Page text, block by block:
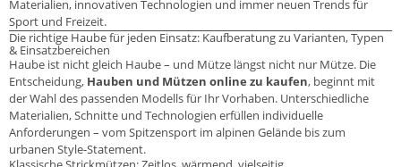
Materialien, innovativen Technologien und immer neuen Trends für
Sport und Freizeit.
Die richtige Haube für jeden Einsatz: Kaufberatung zu Varianten, Typen
& Einsatzbereichen
Haube ist nicht gleich Haube – und Mütze längst nicht nur Mütze. Die
Entscheidung, Hauben und Mützen online zu kaufen, beginnt mit
der Wahl des passenden Modells für Ihr Vorhaben. Unterschiedliche
Materialien, Schnitte und Technologien erfüllen individuelle
Anforderungen – vom Spitzensport im alpinen Gelände bis zum
urbanen Style-Statement.